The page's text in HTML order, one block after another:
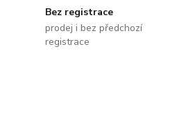
Bez registrace
prodej i bez předchozí
registrace